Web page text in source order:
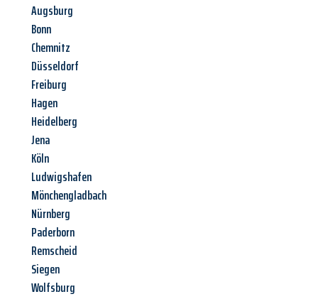
Augsburg
Bonn
Chemnitz
Düsseldorf
Freiburg
Hagen
Heidelberg
Jena
Köln
Ludwigshafen
Mönchengladbach
Nürnberg
Paderborn
Remscheid
Siegen
Wolfsburg